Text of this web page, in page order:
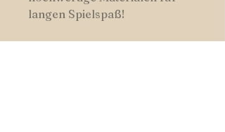
langen Spielspaß!